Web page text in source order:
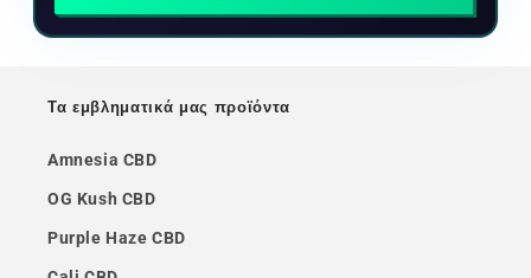
Τα εμβληματικά μας προϊόντα
Amnesia CBD
OG Kush CBD
Purple Haze CBD